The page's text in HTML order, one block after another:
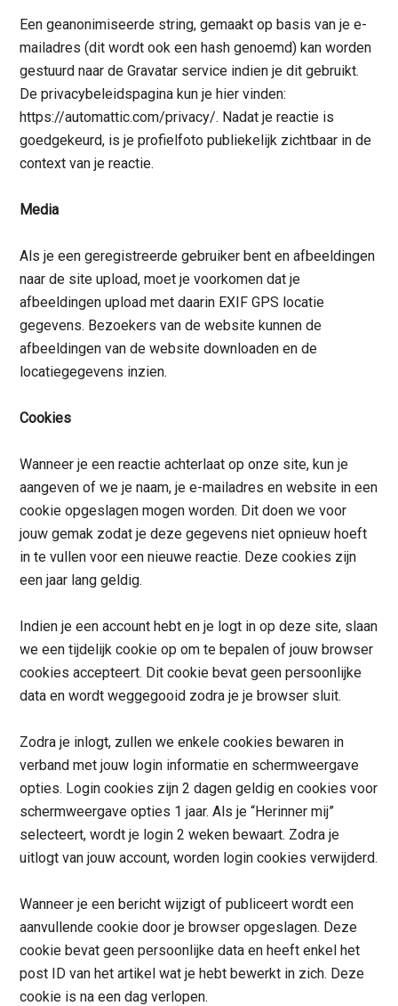
Een geanonimiseerde string, gemaakt op basis van je e-
mailadres (dit wordt ook een hash genoemd) kan worden
gestuurd naar de Gravatar service indien je dit gebruikt.
De privacybeleidspagina kun je hier vinden:
https://automattic.com/privacy/. Nadat je reactie is
goedgekeurd, is je profielfoto publiekelijk zichtbaar in de
context van je reactie.
Media
Als je een geregistreerde gebruiker bent en afbeeldingen
naar de site upload, moet je voorkomen dat je
afbeeldingen upload met daarin EXIF GPS locatie
gegevens. Bezoekers van de website kunnen de
afbeeldingen van de website downloaden en de
locatiegegevens inzien.
Cookies
Wanneer je een reactie achterlaat op onze site, kun je
aangeven of we je naam, je e-mailadres en website in een
cookie opgeslagen mogen worden. Dit doen we voor
jouw gemak zodat je deze gegevens niet opnieuw hoeft
in te vullen voor een nieuwe reactie. Deze cookies zijn
een jaar lang geldig.
Indien je een account hebt en je logt in op deze site, slaan
we een tijdelijk cookie op om te bepalen of jouw browser
cookies accepteert. Dit cookie bevat geen persoonlijke
data en wordt weggegooid zodra je je browser sluit.
Zodra je inlogt, zullen we enkele cookies bewaren in
verband met jouw login informatie en schermweergave
opties. Login cookies zijn 2 dagen geldig en cookies voor
schermweergave opties 1 jaar. Als je “Herinner mij”
selecteert, wordt je login 2 weken bewaart. Zodra je
uitlogt van jouw account, worden login cookies verwijderd.
Wanneer je een bericht wijzigt of publiceert wordt een
aanvullende cookie door je browser opgeslagen. Deze
cookie bevat geen persoonlijke data en heeft enkel het
post ID van het artikel wat je hebt bewerkt in zich. Deze
cookie is na een dag verlopen.